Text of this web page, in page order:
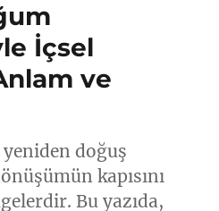
İçsel
ve
doğuş
kapısını
Bu yazıda,